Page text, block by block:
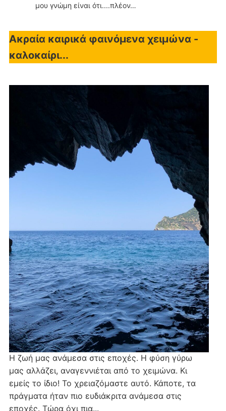
μου γνώμη είναι ότι....πλέον…
Ακραία καιρικά φαινόμενα χειμώνα -
καλοκαίρι...
Η ζωή μας ανάμεσα στις εποχές. Η φύση γύρω
μας αλλάζει, αναγεννιέται από το χειμώνα. Κι
εμείς το ίδιο! Το χρειαζόμαστε αυτό. Κάποτε, τα
πράγματα ήταν πιο ευδιάκριτα ανάμεσα στις
εποχές. Τώρα όχι πια...